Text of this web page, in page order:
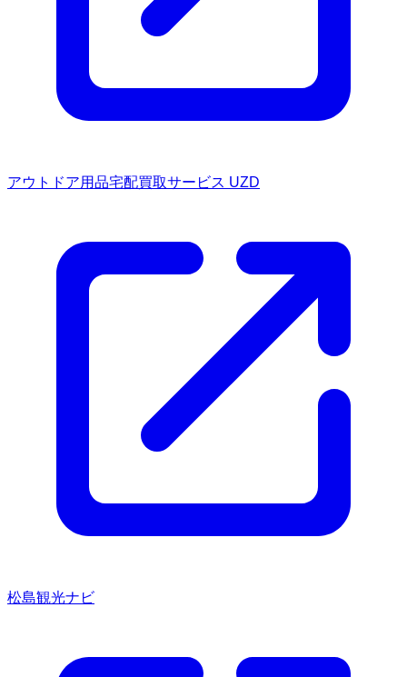
アウトドア用品宅配買取サービス UZD
松島観光ナビ